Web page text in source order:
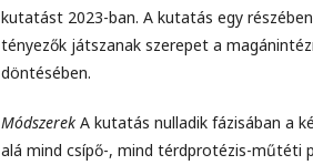
kutatást 2023-ban. A kutatás egy
tényezők játszanak szerepet a
döntésében.
Módszerek A kutatás nulladik fázisában a
alá mind csípő-, mind térdprotézis-műtéti